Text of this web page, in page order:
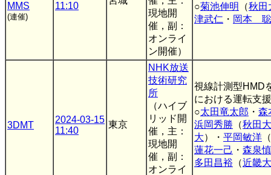
MMS
(連催)
11:10
現地開
催，副：
オンライ
ン開催）
○菊池伸明 （秋田
津武仁 ・ 岡本 聡
3DMT
2024-03-15
11:40
東京
NHK放送
技術研究
所
（ハイブ
リッド開
催，主：
現地開
催，副：
オンライ
視線計測型HMD
における運転支
○太田竜太郎 ・ 森
浜岡秀勝 （秋田大
大）・ 平岡敏洋 （
蓮花一己 ・ 森泉
多田昌裕 （近畿大